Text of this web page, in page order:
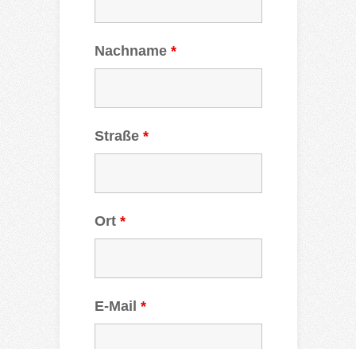
Nachname *
Straße *
Ort *
E-Mail *